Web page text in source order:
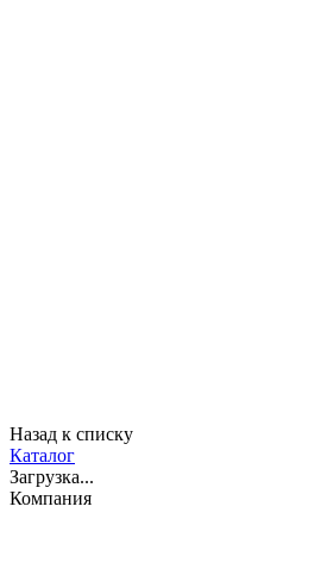
Назад к списку
Каталог
Загрузка...
Компания